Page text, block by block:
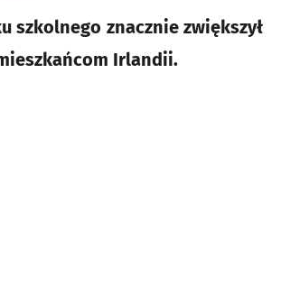
szkolnego znacznie zwiększył
Irlandii.